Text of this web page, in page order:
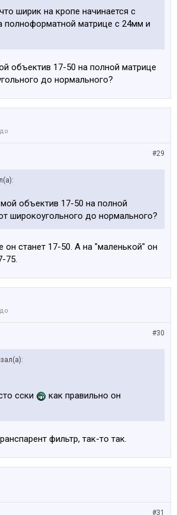
ширик на кропе начинается с
полноформатной матрице с 24мм и
объектив 17-50 на полной матрице
до нормального?
#29
объектив 17-50 на полной
широкоугольного до нормального?
он станет 17-50. А на "маленькой" он
75.
#30
сски
как правильно он
фильтр, так-то так.
#31